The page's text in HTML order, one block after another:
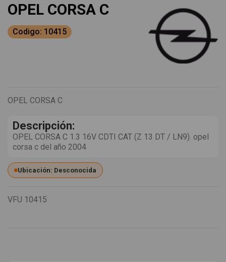
OPEL CORSA C
Codigo: 10415
OPEL CORSA C
Descripción:
OPEL CORSA C 1.3 16V CDTI CAT (Z 13 DT / LN9). opel
corsa c del año 2004
Ubicación: Desconocida
VFU 10415